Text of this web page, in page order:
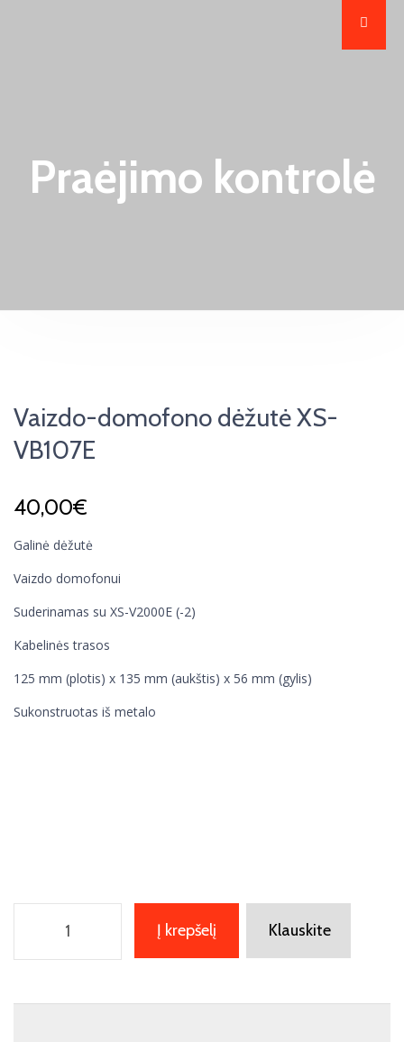
Praėjimo kontrolė
Vaizdo-domofono dėžutė XS-
VB107E
40,00€
Galinė dėžutė
Vaizdo domofonui
Suderinamas su XS-V2000E (-2)
Kabelinės trasos
125 mm (plotis) x 135 mm (aukštis) x 56 mm (gylis)
Sukonstruotas iš metalo
Į krepšelį Klauskite